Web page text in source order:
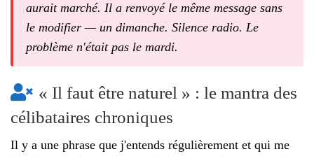
aurait marché. Il a renvoyé le même message sans
le modifier — un dimanche. Silence radio. Le
problème n'était pas le mardi.
« Il faut être naturel » : le mantra des
célibataires chroniques
Il y a une phrase que j'entends régulièrement et qui me